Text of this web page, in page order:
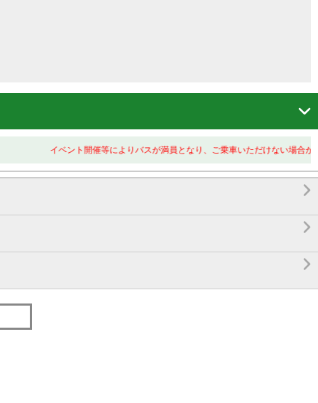

イベント開催等によりバスが満員となり、ご乗車いただけない場合がござい


